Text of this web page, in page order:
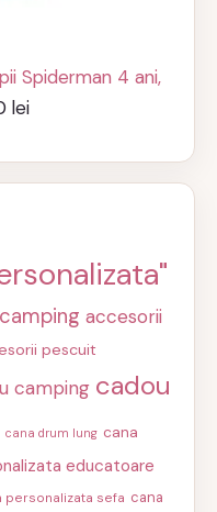
Spiderman 4 ani,
lei
accesorii
pescuit
camping cadou
cana drum lung cana
educatoare
personalizata sefa cana